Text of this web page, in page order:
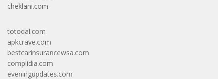
cheklani.com
totodal.com
apkcrave.com
bestcarinsurancewsa.com
complidia.com
eveningupdates.com